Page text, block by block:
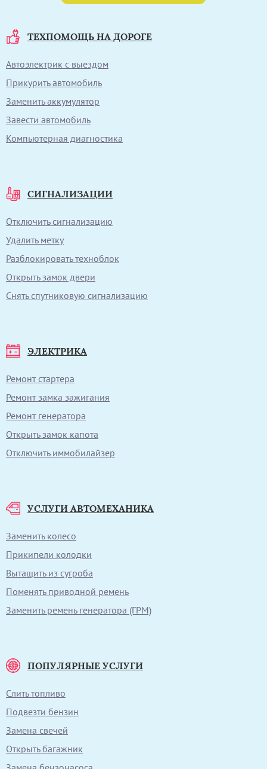
ТЕХПОМОЩЬ НА ДОРОГЕ
Автоэлектрик с выездом
Прикурить автомобиль
Заменить аккумулятор
Завести автомобиль
Компьютерная диагностика
СИГНАЛИЗАЦИИ
Отключить сигнализацию
Удалить метку
Разблокировать техноблок
Открыть замок двери
Снять спутниковую сигнализацию
ЭЛЕКТРИКА
Ремонт стартера
Ремонт замка зажигания
Ремонт генератора
Открыть замок капота
Отключить иммобилайзер
УСЛУГИ АВТОМЕХАНИКА
Заменить колесо
Прикипели колодки
Вытащить из сугроба
Поменять приводной ремень
Заменить ремень генератора (ГРМ)
ПОПУЛЯРНЫЕ УСЛУГИ
Слить топливо
Подвезти бензин
Замена свечей
Открыть багажник